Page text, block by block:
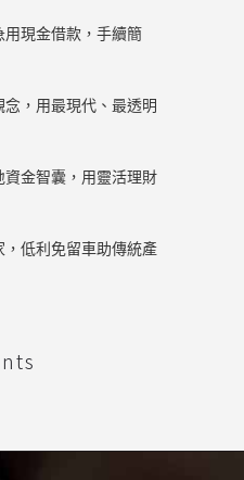
用現金借款，手續簡
，用最現代、最透明
資金智囊，用靈活理財
，低利免留車助傳統產